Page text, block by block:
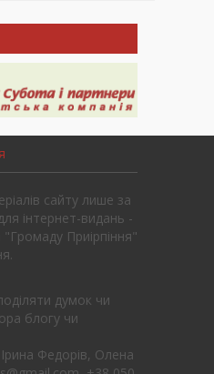
сайту лише за
інтернет-видань -
"Громаду Приірпіння"
думок чи
блогу чи
Федорів, Олена